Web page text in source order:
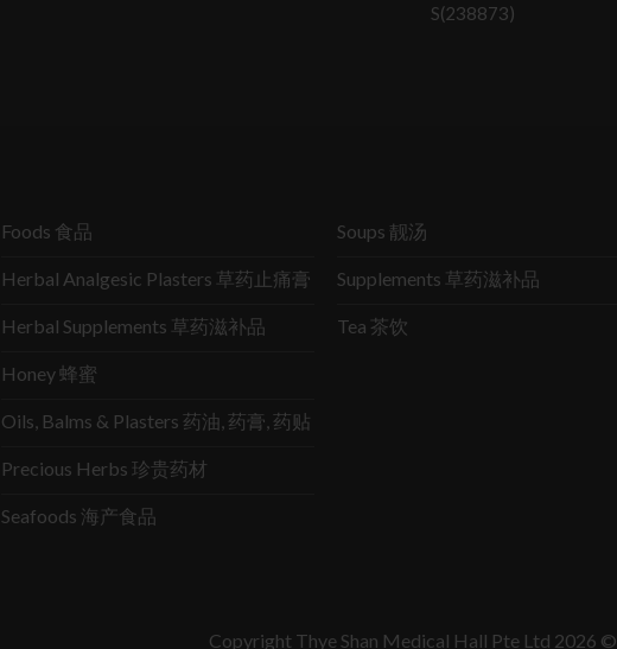
S(238873)
Foods 食品
Herbal Analgesic Plasters 草药止痛膏
Herbal Supplements 草药滋补品
Honey 蜂蜜
Oils, Balms & Plasters 药油, 药膏, 药贴
Precious Herbs 珍贵药材
Seafoods 海产食品
Soups 靓汤
Supplements 草药滋补品
Tea 茶饮
Copyright Thye Shan Medical Hall Pte Ltd 2026 ©